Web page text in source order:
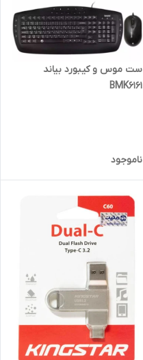
ست موس و کیبورد بیاند
BMK6161
ناموجود